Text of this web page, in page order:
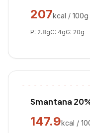
207kcal / 100g
P: 2.8gC: 4gG: 20g
Smantana
147.9kcal /